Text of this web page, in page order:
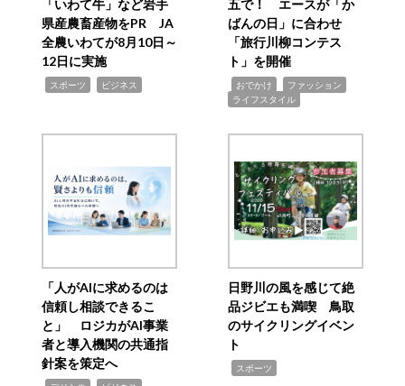
「いわて牛」など岩手
県産農畜産物をPR JA
全農いわてが8月10日～
12日に実施
スポーツ ビジネス
五で！ エースが「か
ばんの日」に合わせ
「旅行川柳コンテス
ト」を開催
おでかけ ファッション
ライフスタイル
「人がAIに求めるのは
信頼し相談できるこ
と」 ロジカがAI事業
者と導入機関の共通指
針案を策定へ
日野川の風を感じて絶
品ジビエも満喫 鳥取
のサイクリングイベン
ト
スポーツ